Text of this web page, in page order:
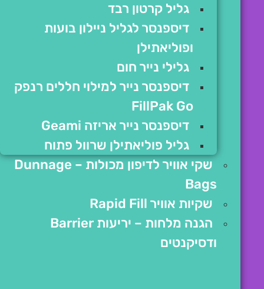
גליל קרטון רבד
דיספנסר לגליל ניילון בועות
ופוליאתילן
גלילי נייר חום
דיספנסר נייר למילוי חללים רנפק
FillPak Go
דיספנסר נייר אריזה Geami
גליל פוליאתילן שרוול פתוח
שקי אוויר לדיפון מכולות – Dunnage
Bags
שקיות אוויר Rapid Fill
הגנה מלחות – יריעות Barrier
ודסיקנטים